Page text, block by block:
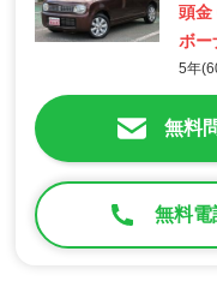
頭金
ボー
5年
無料
無料電